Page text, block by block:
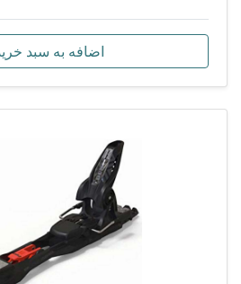
اضافه به سبد